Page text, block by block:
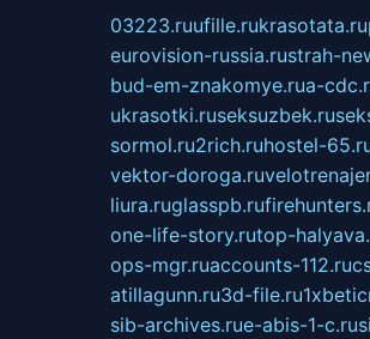
03223.ruufille.rukrasotata.ru
eurovision-russia.rustrah-
bud-em-znakomye.rua-
ukrasotki.ruseksuzbek.ru
sormol.ru2rich.ruhostel-
vektor-doroga.ru
liura.ruglasspb.ru
one-life-story.rutop-
ops-mgr.ruaccounts-112.ru
atillagunn.ru3d-file.ru
sib-archives.rue-abis-1-c.ru